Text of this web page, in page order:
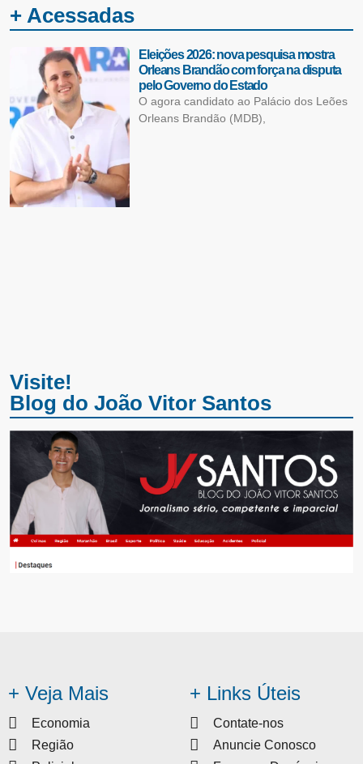
+ Acessadas
Eleições 2026: nova pesquisa mostra
Orleans Brandão com força na disputa
pelo Governo do Estado
O agora candidato ao Palácio dos Leões
Orleans Brandão (MDB),
Visite!
Blog do João Vitor Santos
+ Veja Mais
Economia
Região
+ Links Úteis
Contate-nos
Anuncie Conosco